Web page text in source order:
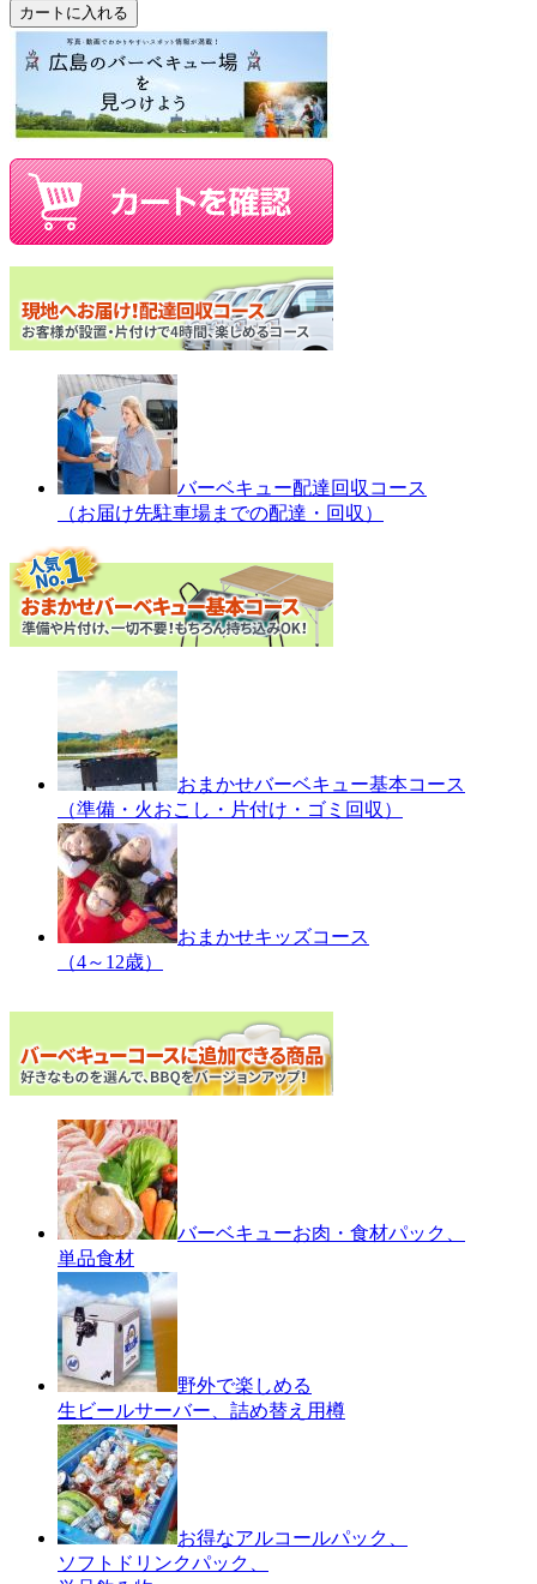
バーベキュー配達回収コース
（お届け先駐車場までの配達・回収）
おまかせバーベキュー基本コース
（準備・火おこし・片付け・ゴミ回収）
おまかせキッズコース
（4～12歳）
バーベキューお肉・食材パック、
単品食材
野外で楽しめる
生ビールサーバー、詰め替え用樽
お得なアルコールパック、
ソフトドリンクパック、